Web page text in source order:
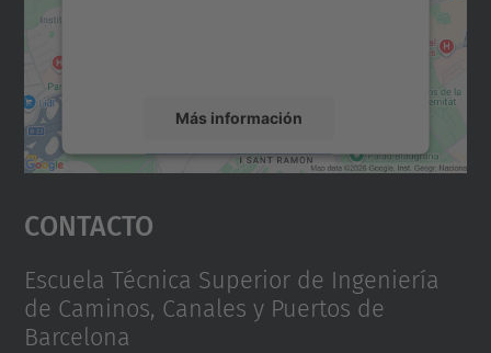
Más información
Aceptar
powered by
Contacto
Escuela Técnica Superior de Ingeniería
de Caminos, Canales y Puertos de
Barcelona